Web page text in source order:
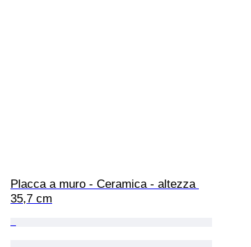
Placca a muro - Ceramica - altezza
35,7 cm